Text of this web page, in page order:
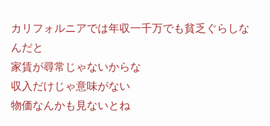
カリフォルニアでは年収一千万でも貧乏ぐらしな
んだと
家賃が尋常じゃないからな
収入だけじゃ意味がない
物価なんかも見ないとね